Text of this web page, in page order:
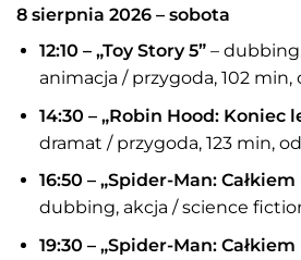
8 sierpnia 2026 – sobota
12:10 – „Toy Story 5”–
animacja / przygoda, 102 min,
14:30 – „Robin Hood: Koniec
dramat / przygoda, 123 min, od
16:50 – „Spider-Man:
dubbing, akcja / science
19:30 – „Spider-Man: